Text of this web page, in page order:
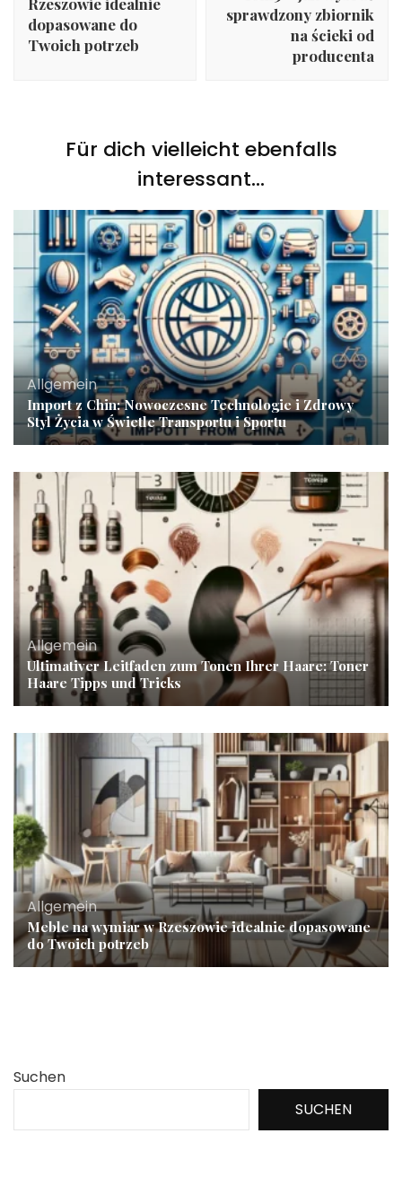
dopasowane do
Twoich potrzeb
sprawdzony zbiornik
na ścieki od
producenta
Für dich vielleicht ebenfalls
interessant...
Allgemein
Import z Chin: Nowoczesne Technologie i Zdrowy
Styl Życia w Świetle Transportu i Sportu
Allgemein
Ultimativer Leitfaden zum Tonen Ihrer Haare: Toner
Haare Tipps und Tricks
Allgemein
Meble na wymiar w Rzeszowie idealnie dopasowane
do Twoich potrzeb
Suchen
SUCHEN